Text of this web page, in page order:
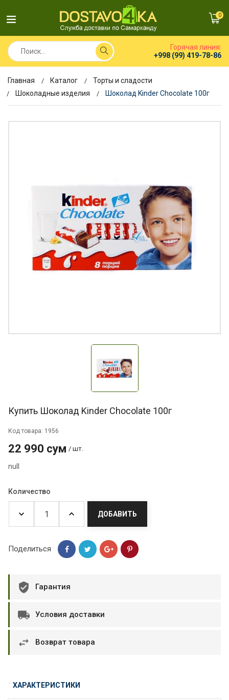
0
Горячая линия:
+998 (99) 419-78-86
Главная Каталог
Торты и сладости
Шоколадные изделия
Шоколад Kinder Chocolate 100г
Купить Шоколад Kinder Chocolate 100г
Код товара: 1956
22 990 сум / шт.
null
Количество
ДОБАВИТЬ
Поделиться
Гарантия
Условия доставки
Возврат товара
ХАРАКТЕРИСТИКИ